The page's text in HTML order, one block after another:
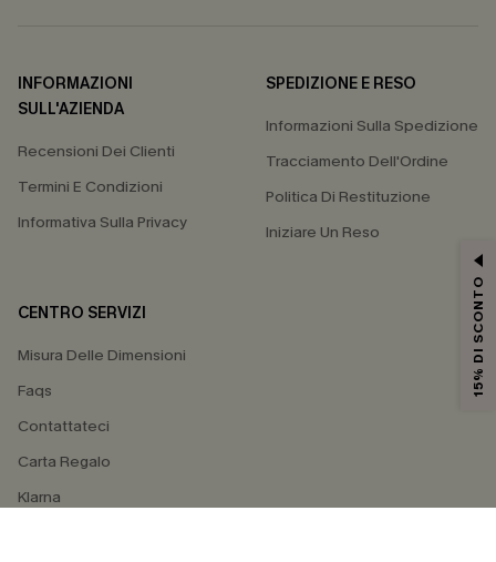
INFORMAZIONI
SULL'AZIENDA
Recensioni Dei Clienti
Termini E Condizioni
Informativa Sulla Privacy
SPEDIZIONE E RESO
Informazioni Sulla Spedizione
Tracciamento Dell'Ordine
Politica Di Restituzione
Iniziare Un Reso
CENTRO SERVIZI
Misura Delle Dimensioni
Faqs
Contattateci
Carta Regalo
Klarna
15% DI SCONTO